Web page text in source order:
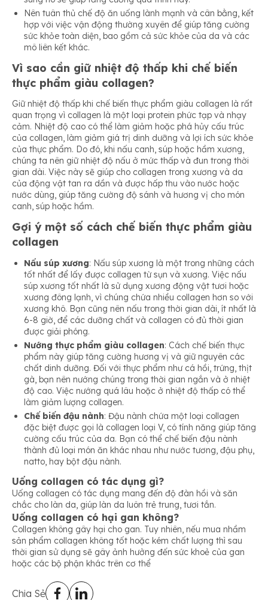
Nên tuân thủ chế độ ăn uống lành mạnh và cân bằng, kết
hợp với việc vận động thường xuyên để giúp tăng cường
sức khỏe toàn diện, bao gồm cả sức khỏe của da và các
mô liên kết khác.
Vì sao cần giữ nhiệt độ thấp khi chế biến
thực phẩm giàu collagen?
Giữ nhiệt độ thấp khi chế biến thực phẩm giàu collagen là rất
quan trọng vì collagen là một loại protein phức tạp và nhạy
cảm. Nhiệt độ cao có thể làm giảm hoặc phá hủy cấu trúc
của collagen, làm giảm giá trị dinh dưỡng và lợi ích sức khỏe
của thực phẩm. Do đó, khi nấu canh, súp hoặc hầm xương,
chúng ta nên giữ nhiệt độ nấu ở mức thấp và đun trong thời
gian dài. Việc này sẽ giúp cho collagen trong xương và da
của động vật tan ra dần và được hấp thu vào nước hoặc
nước dùng, giúp tăng cường độ sánh và hương vị cho món
canh, súp hoặc hầm.
Gợi ý một số cách chế biến thực phẩm giàu
collagen
Nấu súp xương: Nấu súp xương là một trong những cách
tốt nhất để lấy được collagen từ sụn và xương. Việc nấu
súp xương tốt nhất là sử dụng xương động vật tươi hoặc
xương đông lạnh, vì chúng chứa nhiều collagen hơn so với
xương khô. Bạn cũng nên nấu trong thời gian dài, ít nhất là
6-8 giờ, để các dưỡng chất và collagen có đủ thời gian
được giải phóng.
Nướng thực phẩm giàu collagen: Cách chế biến thực
phẩm này giúp tăng cường hương vị và giữ nguyên các
chất dinh dưỡng. Đối với thực phẩm như cá hồi, trứng, thịt
gà, bạn nên nướng chúng trong thời gian ngắn và ở nhiệt
độ cao. Việc nướng quá lâu hoặc ở nhiệt độ thấp có thể
làm giảm lượng collagen.
Chế biến đậu nành: Đậu nành chứa một loại collagen
đặc biệt được gọi là collagen loại V, có tính năng giúp tăng
cường cấu trúc của da. Bạn có thể chế biến đậu nành
thành đủ loại món ăn khác nhau như nước tương, đậu phụ,
natto, hay bột đậu nành.
Uống collagen có tác dụng gì?
Uống collagen có tác dụng mang đến độ đàn hồi và săn
chắc cho làn da, giúp làn da luôn trẻ trung, tươi tắn.
Uống collagen có hại gan không?
Collagen không gây hại cho gan. Tuy nhiên, nếu mua nhầm
sản phẩm collagen không tốt hoặc kém chất lượng thì sau
thời gian sử dụng sẽ gây ảnh hưởng đến sức khoẻ của gan
hoặc các bộ phận khác trên cơ thể
Chia Sẻ